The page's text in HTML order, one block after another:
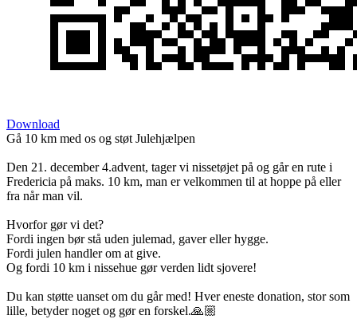
Download
Gå 10 km med os og støt Julehjælpen
Den 21. december 4.advent, tager vi nissetøjet på og går en rute i
Fredericia på maks. 10 km, man er velkommen til at hoppe på eller
fra når man vil.
Hvorfor gør vi det?
Fordi ingen bør stå uden julemad, gaver eller hygge.
Fordi julen handler om at give.
Og fordi 10 km i nissehue gør verden lidt sjovere!
Du kan støtte uanset om du går med! Hver eneste donation, stor som
lille, betyder noget og gør en forskel.🙏🏼